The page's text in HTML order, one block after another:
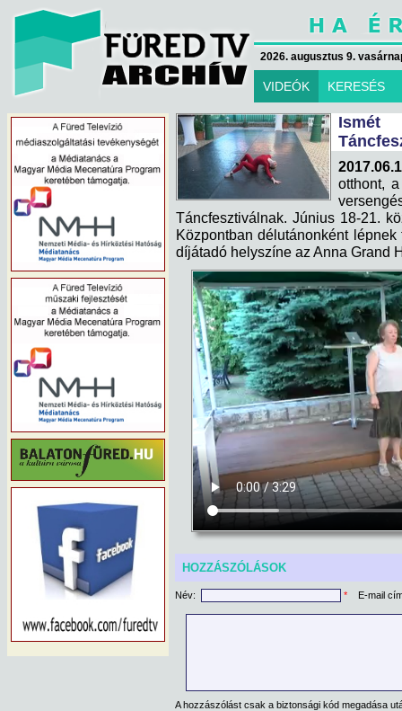
2026. augusztus 9.
VIDEÓK KERESÉS
otthont,
Táncfesztiválnak. Június 18-21.
Központban délutánonként
díjátadó helyszíne az Anna Grand
HOZZÁSZÓLÁSOK
Név: * E-mail
A hozzászólást csak a biztonsági kód megadása